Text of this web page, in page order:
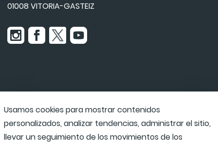
Udaraba
01008 VITORIA-GASTEIZ
Usamos cookies para mostrar contenidos
personalizados, analizar tendencias, administrar el sitio,
llevar un seguimiento de los movimientos de los